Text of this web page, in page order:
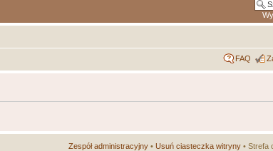
FAQ
Zespół administracyjny • Usuń ciasteczka witryny • Strefa